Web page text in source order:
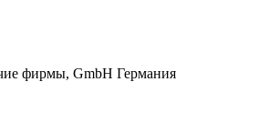
фирмы, GmbH Германия